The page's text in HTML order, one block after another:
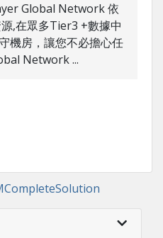
Global Network 依
,在眾多Tier3 +數據中
機房，讓您不必擔心任
Network ...